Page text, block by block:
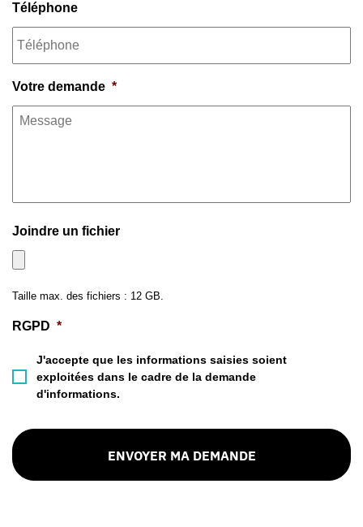
Téléphone
Votre demande *
Joindre un fichier
Taille max. des fichiers : 12 GB.
RGPD *
J'accepte que les informations saisies soient
exploitées dans le cadre de la demande
d'informations.